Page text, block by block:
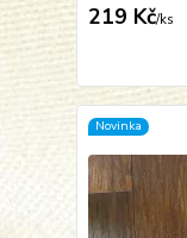
219 Kč/ks
Novinka